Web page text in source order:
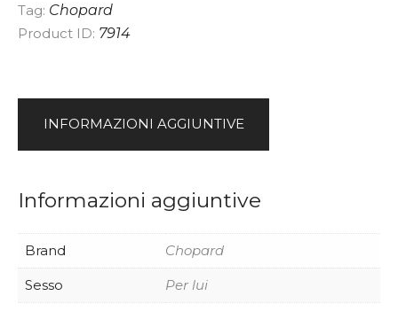
Tag: Chopard
Product ID: 7914
INFORMAZIONI AGGIUNTIVE
Informazioni aggiuntive
Brand Chopard
Sesso Per lui